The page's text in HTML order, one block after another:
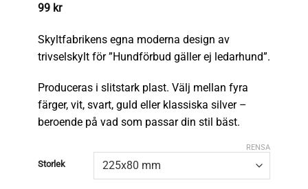
99 kr
Skyltfabrikens egna moderna design av
trivselskylt för ”Hundförbud gäller ej ledarhund”.
Produceras i slitstark plast. Välj mellan fyra
färger, vit, svart, guld eller klassiska silver –
beroende på vad som passar din stil bäst.
Storlek
RENSA